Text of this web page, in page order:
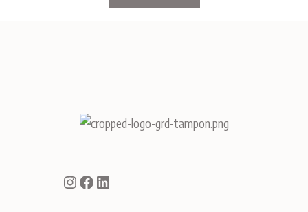
Instagram
Facebook
LinkedIn